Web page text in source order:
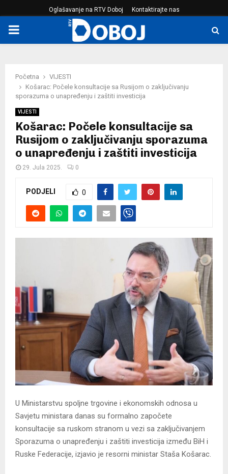
Oglašavanje na RTV Doboj Kontaktirajte nas
PRIMARY
Početna
VIJESTI
Košarac: Počele konsultacije sa Rusijom o zaključivanju
sporazuma o unapređenju i zaštiti investicija
VIJESTI
Košarac: Počele konsultacije sa
Rusijom o zaključivanju sporazuma
o unapređenju i zaštiti investicija
29. Jula 2025. 0
PODJELI 0
U Ministarstvu spoljne trgovine i ekonomskih odnosa u
Savjetu ministara danas su formalno započete
konsultacije sa ruskom stranom u vezi sa zaključivanjem
Sporazuma o unapređenju i zaštiti investicija između BiH i
Ruske Federacije, izjavio je resorni ministar Staša Košarac.